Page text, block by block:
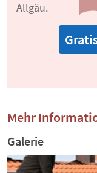
Allgäu.
Mehr
Galerie